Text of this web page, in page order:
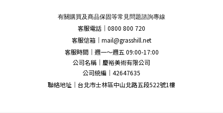
有關購買及商品保固等常見問題諮詢專線
客服電話｜0800 800 720
客服信箱｜ mail@grasshill.net
客服時間｜週一～週五 09:00-17:00
公司名稱｜慶裕美術有限公司
公司統編｜42647635
聯絡地址｜台北市士林區中山北路五段522號1樓